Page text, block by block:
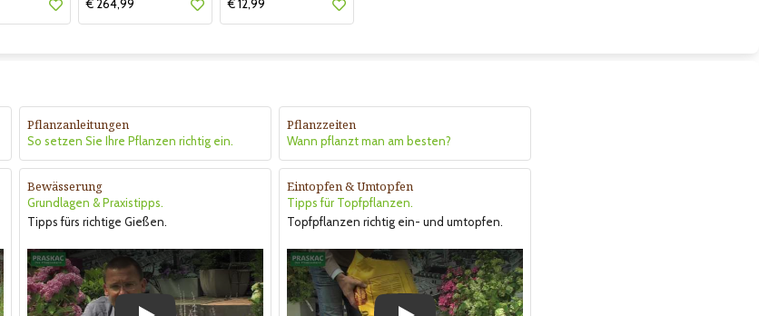
€ 264,99
€ 12,99
Pflanzanleitungen
So setzen Sie Ihre Pflanzen richtig ein.
Pflanzzeiten
Wann pflanzt man am besten?
Bewässerung
Grundlagen & Praxistipps.
Tipps fürs richtige Gießen.
Eintopfen & Umtopfen
Tipps für Topfpflanzen.
Topfpflanzen richtig ein- und umtopfen.